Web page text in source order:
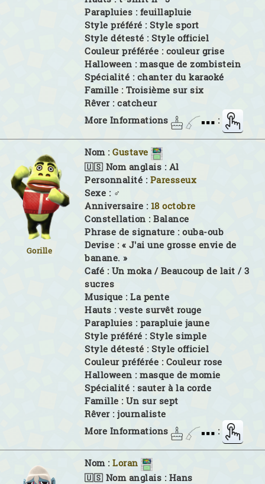
Parapluies : feuillapluie
Style préféré : Style sport
Style détesté : Style officiel
Couleur préférée : couleur grise
Halloween : masque de zombistein
Spécialité : chanter du karaoké
Famille : Troisième sur six
Rêver : catcheur
More Informations
:
Gorille
Nom : Gustave
🇺🇸 Nom anglais : Al
Personnalité : Paresseux
Sexe : ♂
Anniversaire : 18 octobre
Constellation : Balance
Phrase de signature : ouba-oub
Devise : « J'ai une grosse envie de
banane. »
Café : Un moka / Beaucoup de lait / 3
sucres
Musique : La pente
Hauts : veste survêt rouge
Parapluies : parapluie jaune
Style préféré : Style simple
Style détesté : Style officiel
Couleur préférée : Couleur rose
Halloween : masque de momie
Spécialité : sauter à la corde
Famille : Un sur sept
Rêver : journaliste
More Informations
:
Nom : Loran
🇺🇸 Nom anglais : Hans